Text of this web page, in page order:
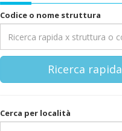
Codice o nome struttura
Ricerca rapida
Cerca per località